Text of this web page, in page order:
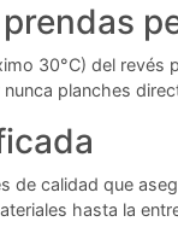
30°C) del
planches
de calidad que
hasta la